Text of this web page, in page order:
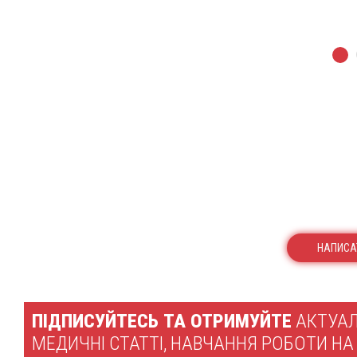
ПІДПИСУЙТЕСЬ ТА ОТРИМУЙТЕ
МЕДИЧНІ СТАТТІ, НАВЧАННЯ РОБОТИ НА